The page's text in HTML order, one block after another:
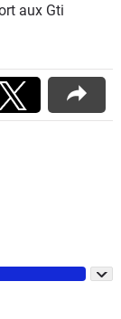
aux Gti